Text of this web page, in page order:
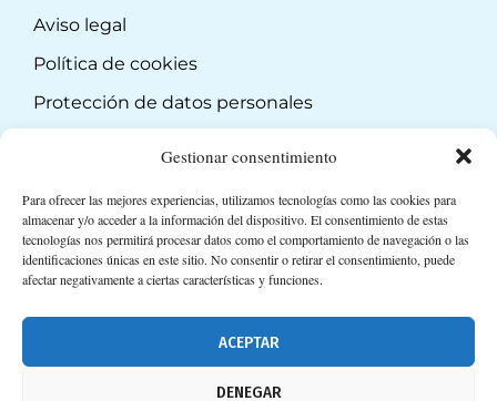
Gestionar consentimiento
Para ofrecer las mejores experiencias, utilizamos tecnologías como las cookies para
almacenar y/o acceder a la información del dispositivo. El consentimiento de estas
tecnologías nos permitirá procesar datos como el comportamiento de navegación o las
identificaciones únicas en este sitio. No consentir o retirar el consentimiento, puede
afectar negativamente a ciertas características y funciones.
ACEPTAR
DENEGAR
Aviso legal
Política de cookies
Protección de datos personales